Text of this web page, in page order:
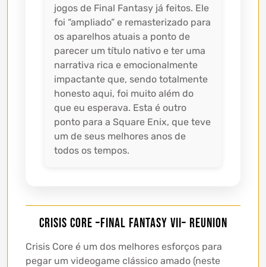
jogos de Final Fantasy já feitos. Ele
foi “ampliado” e remasterizado para
os aparelhos atuais a ponto de
parecer um título nativo e ter uma
narrativa rica e emocionalmente
impactante que, sendo totalmente
honesto aqui, foi muito além do
que eu esperava. Esta é outro
ponto para a Square Enix, que teve
um de seus melhores anos de
todos os tempos.
CRISIS CORE –FINAL FANTASY VII– REUNION
Crisis Core é um dos melhores esforços para
pegar um videogame clássico amado (neste